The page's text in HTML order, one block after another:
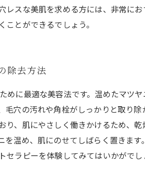
スな美肌を求める方には、非常に
とができるでしょう。
除去方法
めに最適な美容法です。温めたマツ
穴の汚れや角栓がしっかりと取り
り、肌にやさしく働きかけるため、
温め、肌にのせてしばらく置きま
ラピーを体験してみてはいかがでし